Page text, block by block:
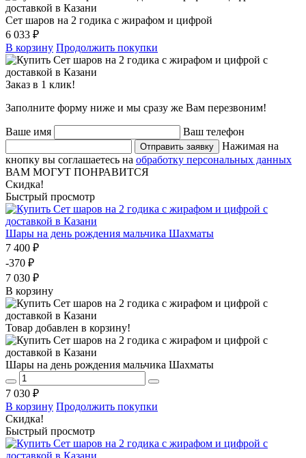
Сет шаров на 2 годика с жирафом и цифрой
6 033 ₽
В корзину Продолжить покупки
Заказ в 1 клик!
Заполните форму ниже и мы сразу же Вам перезвоним!
Ваше имя Ваш телефон
Отправить заявку
Нажимая на
кнопку вы соглашаетесь на обработку персональных данных
ВАМ МОГУТ ПОНРАВИТСЯ
Скидка!
Быстрый просмотр
Шары на день рождения мальчика Шахматы
7 400 ₽
-370 ₽
7 030 ₽
В корзину
Товар добавлен в корзину!
Шары на день рождения мальчика Шахматы
7 030 ₽
В корзину Продолжить покупки
Скидка!
Быстрый просмотр